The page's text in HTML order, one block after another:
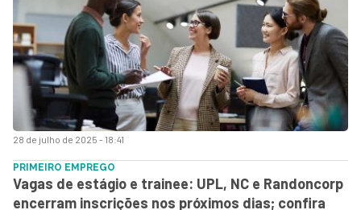
28 de julho de 2025 - 18:41
PRIMEIRO EMPREGO
Vagas de estágio e trainee: UPL, NC e Randoncorp
encerram inscrições nos próximos dias; confira